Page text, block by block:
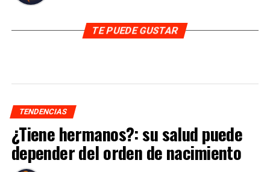
TE PUEDE GUSTAR
TENDENCIAS
¿Tiene hermanos?: su salud puede
depender del orden de nacimiento